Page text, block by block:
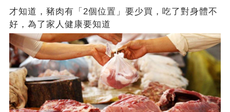
才知道，豬肉有「2個位置」要少買，吃了對身體不
好，為了家人健康要知道